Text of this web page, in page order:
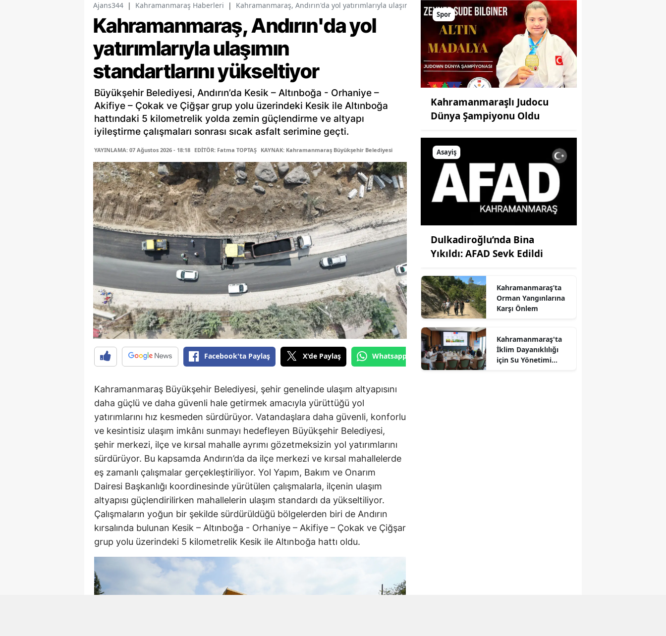
Ajans344 | Kahramanmaraş Haberleri | Kahramanmaraş, Andırın'da yol yatırımlarıyla ulaşımın standartlarını yükseltiyor
Kahramanmaraş, Andırın'da yol
yatırımlarıyla ulaşımın
standartlarını yükseltiyor
Büyükşehir Belediyesi, Andırın’da Kesik – Altınboğa - Orhaniye –
Akifiye – Çokak ve Çiğşar grup yolu üzerindeki Kesik ile Altınboğa
hattındaki 5 kilometrelik yolda zemin güçlendirme ve altyapı
iyileştirme çalışmaları sonrası sıcak asfalt serimine geçti.
YAYINLAMA: 07 Ağustos 2026 - 18:18 EDİTÖR: Fatma TOPTAŞ KAYNAK: Kahramanmaraş Büyükşehir Belediyesi
Facebook'ta Paylaş X'de Paylaş Whatsapp'tan Gönder
Kahramanmaraş Büyükşehir Belediyesi, şehir genelinde ulaşım altyapısını
daha güçlü ve daha güvenli hale getirmek amacıyla yürüttüğü yol
yatırımlarını hız kesmeden sürdürüyor. Vatandaşlara daha güvenli, konforlu
ve kesintisiz ulaşım imkânı sunmayı hedefleyen Büyükşehir Belediyesi,
şehir merkezi, ilçe ve kırsal mahalle ayrımı gözetmeksizin yol yatırımlarını
sürdürüyor. Bu kapsamda Andırın’da da ilçe merkezi ve kırsal mahallelerde
eş zamanlı çalışmalar gerçekleştiriliyor. Yol Yapım, Bakım ve Onarım
Dairesi Başkanlığı koordinesinde yürütülen çalışmalarla, ilçenin ulaşım
altyapısı güçlendirilirken mahallelerin ulaşım standardı da yükseltiliyor.
Çalışmaların yoğun bir şekilde sürdürüldüğü bölgelerden biri de Andırın
kırsalında bulunan Kesik – Altınboğa - Orhaniye – Akifiye – Çokak ve Çiğşar
grup yolu üzerindeki 5 kilometrelik Kesik ile Altınboğa hattı oldu.
Spor
Kahramanmaraşlı Judocu
Dünya Şampiyonu Oldu
Asayiş
Dulkadiroğlu’nda Bina
Yıkıldı: AFAD Sevk Edildi
Kahramanmaraş’ta
Orman Yangınlarına
Karşı Önlem
Kahramanmaraş'ta
İklim Dayanıklılığı
için Su Yönetimi